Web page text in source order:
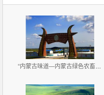
“内蒙古味道—内蒙古绿色农畜产品览交易会”11月2-4